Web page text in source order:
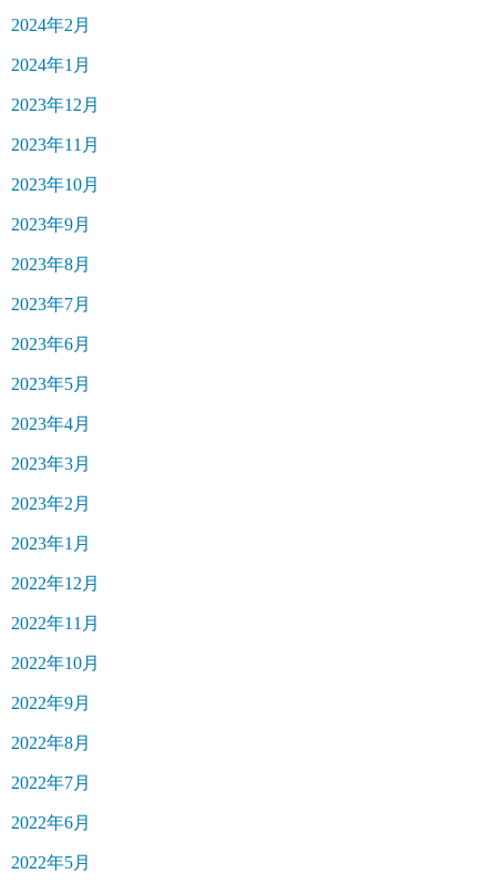
2024年2月
2024年1月
2023年12月
2023年11月
2023年10月
2023年9月
2023年8月
2023年7月
2023年6月
2023年5月
2023年4月
2023年3月
2023年2月
2023年1月
2022年12月
2022年11月
2022年10月
2022年9月
2022年8月
2022年7月
2022年6月
2022年5月